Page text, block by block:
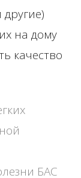
на дому
качество
БАС